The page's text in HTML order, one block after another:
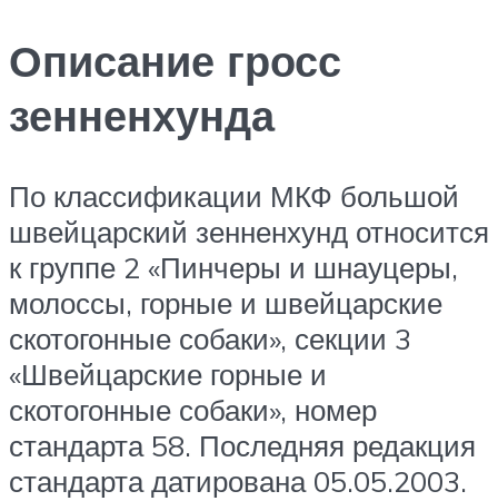
Описание гросс
зенненхунда
По классификации МКФ большой
швейцарский зенненхунд относится
к группе 2 «Пинчеры и шнауцеры,
молоссы, горные и швейцарские
скотогонные собаки», секции 3
«Швейцарские горные и
скотогонные собаки», номер
стандарта 58. Последняя редакция
стандарта датирована 05.05.2003.